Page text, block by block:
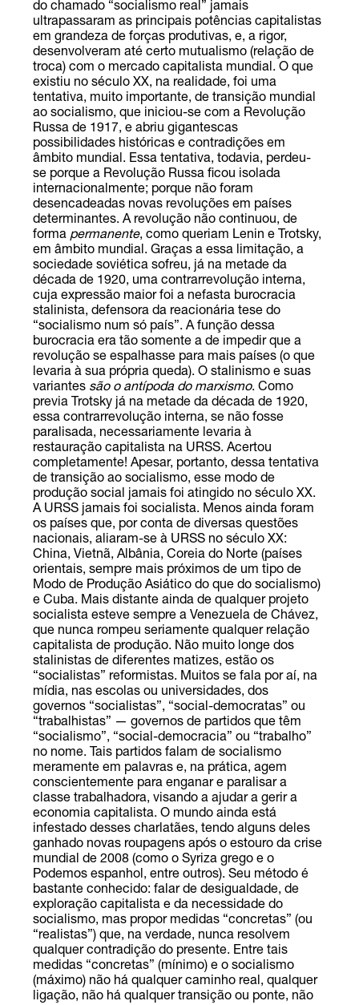
do chamado “socialismo real” jamais
ultrapassaram as principais potências capitalistas
em grandeza de forças produtivas, e, a rigor,
desenvolveram até certo mutualismo (relação de
troca) com o mercado capitalista mundial. O que
existiu no século XX, na realidade, foi uma
tentativa, muito importante, de transição mundial
ao socialismo, que iniciou-se com a Revolução
Russa de 1917, e abriu gigantescas
possibilidades históricas e contradições em
âmbito mundial. Essa tentativa, todavia, perdeu-
se porque a Revolução Russa ficou isolada
internacionalmente; porque não foram
desencadeadas novas revoluções em países
determinantes. A revolução não continuou, de
forma permanente, como queriam Lenin e Trotsky,
em âmbito mundial. Graças a essa limitação, a
sociedade soviética sofreu, já na metade da
década de 1920, uma contrarrevolução interna,
cuja expressão maior foi a nefasta burocracia
stalinista, defensora da reacionária tese do
“socialismo num só país”. A função dessa
burocracia era tão somente a de impedir que a
revolução se espalhasse para mais países (o que
levaria à sua própria queda). O stalinismo e suas
variantes são o antípoda do marxismo. Como
previa Trotsky já na metade da década de 1920,
essa contrarrevolução interna, se não fosse
paralisada, necessariamente levaria à
restauração capitalista na URSS. Acertou
completamente! Apesar, portanto, dessa tentativa
de transição ao socialismo, esse modo de
produção social jamais foi atingido no século XX.
A URSS jamais foi socialista. Menos ainda foram
os países que, por conta de diversas questões
nacionais, aliaram-se à URSS no século XX:
China, Vietnã, Albânia, Coreia do Norte (países
orientais, sempre mais próximos de um tipo de
Modo de Produção Asiático do que do socialismo)
e Cuba. Mais distante ainda de qualquer projeto
socialista esteve sempre a Venezuela de Chávez,
que nunca rompeu seriamente qualquer relação
capitalista de produção. Não muito longe dos
stalinistas de diferentes matizes, estão os
“socialistas” reformistas. Muitos se fala por aí, na
mídia, nas escolas ou universidades, dos
governos “socialistas”, “social-democratas” ou
“trabalhistas” — governos de partidos que têm
“socialismo”, “social-democracia” ou “trabalho”
no nome. Tais partidos falam de socialismo
meramente em palavras e, na prática, agem
conscientemente para enganar e paralisar a
classe trabalhadora, visando a ajudar a gerir a
economia capitalista. O mundo ainda está
infestado desses charlatães, tendo alguns deles
ganhado novas roupagens após o estouro da crise
mundial de 2008 (como o Syriza grego e o
Podemos espanhol, entre outros). Seu método é
bastante conhecido: falar de desigualdade, de
exploração capitalista e da necessidade do
socialismo, mas propor medidas “concretas” (ou
“realistas”) que, na verdade, nunca resolvem
qualquer contradição do presente. Entre tais
medidas “concretas” (mínimo) e o socialismo
(máximo) não há qualquer caminho real, qualquer
ligação, não há qualquer transição ou ponte, não